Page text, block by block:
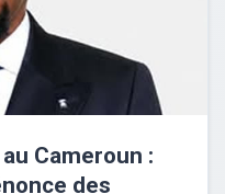
Cameroun :
des